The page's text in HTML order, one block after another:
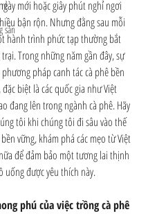
sản
mới hoặc giây phút nghỉ ngơi
bận rộn. Nhưng đằng sau mỗi
hành trình phức tạp thường bắt
Trong những năm gần đây, sự
pháp canh tác cà phê bền
biệt là các quốc gia như Việt
đang lên trong ngành cà phê. Hãy
tôi khi chúng tôi đi sâu vào thế
vững, khám phá các mẹo từ Việt
để đảm bảo một tương lai thịnh
uống được yêu thích này.
phú của việc trồng cà phê